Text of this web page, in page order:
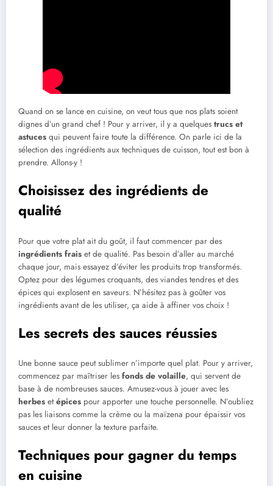
Quand on se lance en cuisine, on veut tous que nos plats soient
dignes d’un grand chef ! Pour y arriver, il y a quelques trucs et
astuces qui peuvent faire toute la différence. On parle ici de la
sélection des ingrédients aux techniques de cuisson, tout est bon à
prendre. Allons-y !
Choisissez des ingrédients de
qualité
Pour que votre plat ait du goût, il faut commencer par des
ingrédients frais et de qualité. Pas besoin d’aller au marché
chaque jour, mais essayez d’éviter les produits trop transformés.
Optez pour des légumes croquants, des viandes tendres et des
épices qui explosent en saveurs. N’hésitez pas à goûter vos
ingrédients avant de les utiliser, ça aide à affiner vos choix !
Les secrets des sauces réussies
Une bonne sauce peut sublimer n’importe quel plat. Pour y arriver,
commencez par maîtriser les fonds de volaille, qui servent de
base à de nombreuses sauces. Amusez-vous à jouer avec les
herbes etépices pour apporter une touche personnelle. N’oubliez
pas les liaisons comme la crème ou la maïzena pour épaissir vos
sauces et leur donner la texture parfaite.
Techniques pour gagner du temps
en cuisine